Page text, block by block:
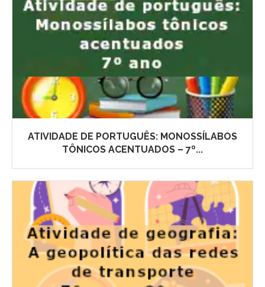
ATIVIDADE DE PORTUGUÊS: MONOSSÍLABOS
TÔNICOS ACENTUADOS – 7º...